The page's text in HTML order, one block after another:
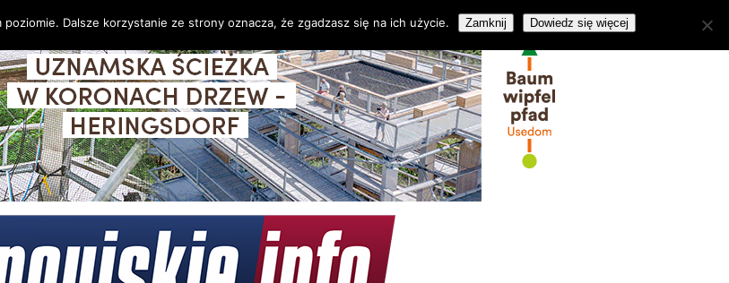
Dalsze korzystanie ze strony oznacza, że zgadzasz się na ich użycie. Zamknij Dowiedz się więcej